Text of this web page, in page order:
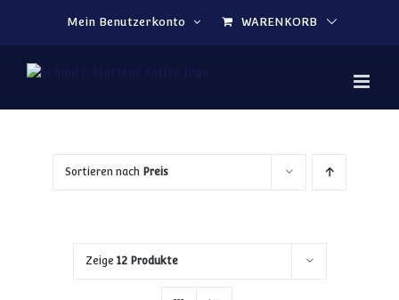
Mein Benutzerkonto
WARENKORB
Sortieren nach Preis
Zeige 12 Produkte